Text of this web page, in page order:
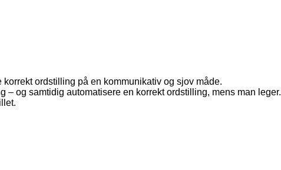
ordstilling på en kommunikativ og sjov måde.
og samtidig automatisere en korrekt ordstilling, mens man leger.